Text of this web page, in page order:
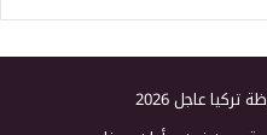
عاجل 2026